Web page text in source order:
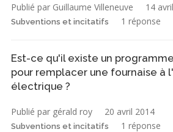
Publié par Guillaume Villeneuve 14
Subventions et incitatifs 1 réponse
Est-ce qu'il existe un
pour remplacer une fournaise à
électrique ?
Publié par gérald roy 20 avril 2014
Subventions et incitatifs 1 réponse